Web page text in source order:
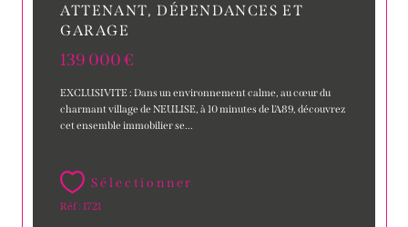
ATTENANT, DÉPENDANCES ET
GARAGE
139 000 €
EXCLUSIVITE : Dans un environnement calme, au cœur du
charmant village de NEULISE, à 10 minutes de l'A89, découvrez
cet ensemble immobilier se...
Sélectionner
Réf : 1721